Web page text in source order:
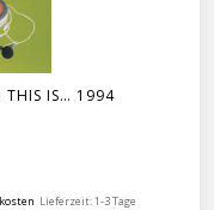
IS… 1994
Lieferzeit:1-3 Tage